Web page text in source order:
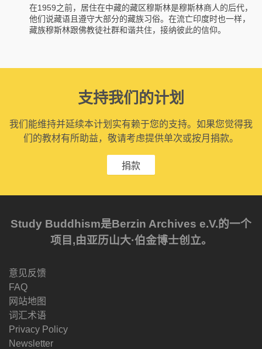
在1959之前，居住在中藏的藏区穆斯林是穆斯林商人的后代，
他们说藏语且遵守大部分的藏族习俗。在流亡印度时也一样，
藏族穆斯林跟佛教徒社群和谐共住，接纳彼此的信仰。
支持我们的计划
我们能维持并延续本计划实有赖于您的支持。如果您觉得我
们的教材有所助益，敬请考虑提供单次或按月捐款。
捐款
Study Buddhism是Berzin Archives e.V.的一个
项目,由亚历山大·伯金博士创立。
意见反馈
FAQ
网站地图
词汇术语
Privacy Policy
Newsletter